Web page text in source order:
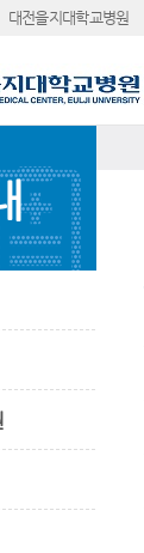
대전을지대학교병원